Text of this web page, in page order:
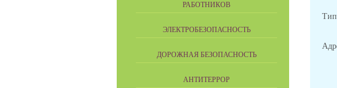
РАБОТНИКОВ
ЭЛЕКТРОБЕЗОПАСНОСТЬ
ДОРОЖНАЯ БЕЗОПАСНОСТЬ
АНТИТЕРРОР